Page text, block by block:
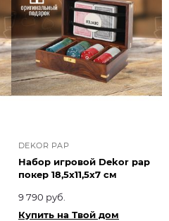
DEKOR PAP
Набор игровой Dekor pap
покер 18,5x11,5x7 см
9 790 руб.
Купить на Твой дом